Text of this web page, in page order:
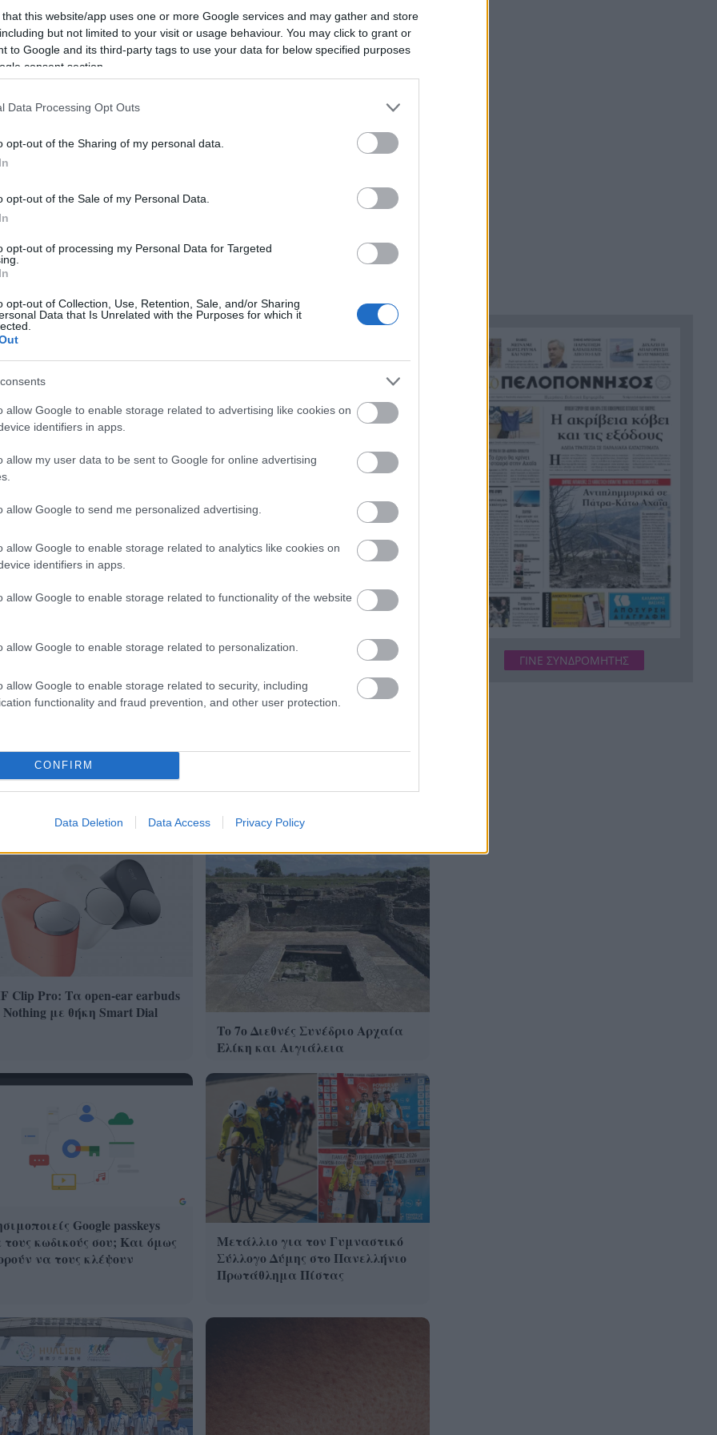
that this website/app uses one or more Google services and may gather and store
but not limited to your visit or usage behaviour. You may click to grant or
to Google and its third-party tags to use your data for below specified purposes
consent section.
Data Processing Opt Outs
opt-out of the Sharing of my personal data.
opt-out of the Sale of my Personal Data.
opt-out of processing my Personal Data for Targeted
opt-out of Collection, Use, Retention, Sale, and/or Sharing
Data that Is Unrelated with the Purposes for which it
allow Google to enable storage related to advertising like cookies on
identifiers in apps.
allow my user data to be sent to Google for online advertising
allow Google to send me personalized advertising.
allow Google to enable storage related to analytics like cookies on
identifiers in apps.
allow Google to enable storage related to functionality of the website
allow Google to enable storage related to personalization.
allow Google to enable storage related to security, including
functionality and fraud prevention, and other user protection.
CONFIRM
Data Deletion Data Access Privacy Policy
πετρελαίου μειώθηκαν κατά250 εκατ. βαρέλιαμόνο μέσα
βαρέλια την ημέρα). Ο IEA προειδοποιεί ότι αυτή η ταχύτατη
ζήτηση, ενδέχεται να προκαλέσει νέα έντονη μεταβλητότητα στις
Η Σαουδική Αραβία και τα Ηνωμένα Αραβικά Εμιράτα έχουν
Ηνωμένες Πολιτείες έχουν αυξήσει σημαντικά τις δικές τους
σε ανοιχτή γραμμή με τον Πολίτη
παράπονα, καταγγελίες ή ιδέες για τη γειτονιά σου.
τις ειδήσεις στο Bing News και το Google News
Clip Pro: Τα open-ear earbuds
Nothing με θήκη Smart Dial
Το 7ο Διεθνές Συνέδριο Αρχαία
Ελίκη και Αιγιάλεια
Google passkeys
τους κωδικούς σου; Και όμως
να τους κλέψουν
Μετάλλιο για τον Γυμναστικό
Σύλλογο Δύμης στο Πανελλήνιο
Πρωτάθλημα Πίστας
καστροπολιτεία της
Μονεμβασίας
21:02
Σύμη: Εντοπίστηκε σορός
άνδρα στον Πανορμίτη –
Πιθανότατα ανήκει στον
αγνοούμενο Γερμανό τουρίστα
20:51 Συμφωνία Ιράν – Ομάν για νέα
ναυτιλιακή διαδρομή στα
Στενά του Ορμούζ
Ήττα-αποκλεισμός για την
Εθνική Nέων Γυναικών στο
Ευρωπαϊκό
20:33
Δικαστικό μπλόκο στους
δασμούς Τραμπ:
δισεκατομμύρια δολάρια σε
επιχειρήσεις
ΓΙΝΕ ΣΥΝΔΡΟΜΗΤΗΣ